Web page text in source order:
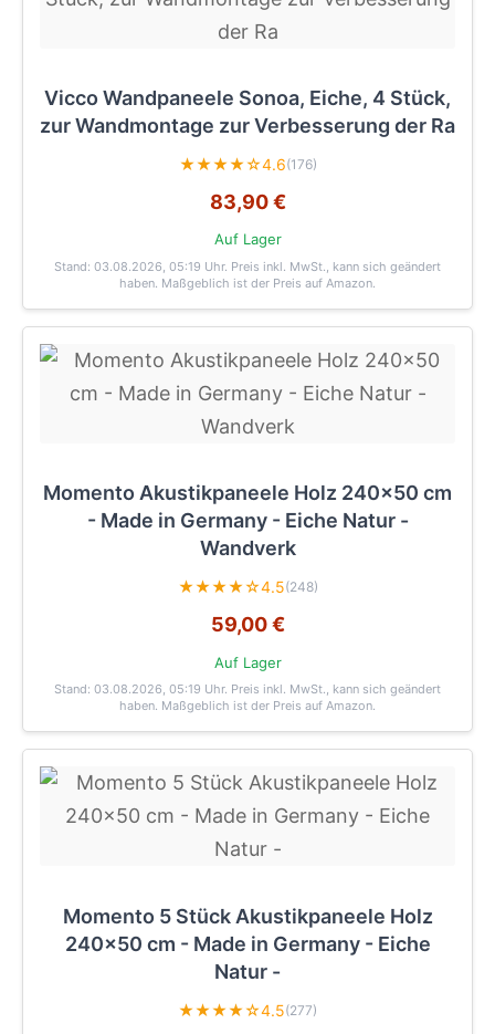
Vicco Wandpaneele Sonoa, Eiche, 4 Stück,
zur Wandmontage zur Verbesserung der Ra
★★★★☆4.6(176)
83,90 €
Auf Lager
Stand: 03.08.2026, 05:19 Uhr. Preis inkl. MwSt., kann sich geändert
haben. Maßgeblich ist der Preis auf Amazon.
Momento Akustikpaneele Holz 240x50 cm
- Made in Germany - Eiche Natur -
Wandverk
★★★★☆4.5(248)
59,00 €
Auf Lager
Stand: 03.08.2026, 05:19 Uhr. Preis inkl. MwSt., kann sich geändert
haben. Maßgeblich ist der Preis auf Amazon.
Momento 5 Stück Akustikpaneele Holz
240x50 cm - Made in Germany - Eiche
Natur -
★★★★☆4.5(277)